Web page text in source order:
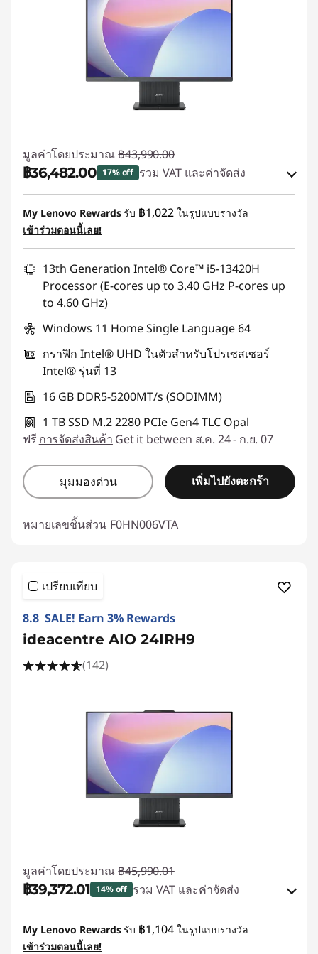
มูลค่าโดยประมาณ ฿43,990.00
฿36,482.00 17% off รวม VAT และค่าจัดส่ง
ประหยัดทันที :-฿5,481.00
หรือ
การประหยัด eCoupon :-฿7,508.00
*Savings cannot be combined
ใช้ eCoupon :88SALETH
My Lenovo Rewardsรับ ฿1,022 ในรูปแบบรางวัล
เข้าร่วมตอนนี้เลย!
13th Generation Intel® Core™ i5-13420H
Processor (E-cores up to 3.40 GHz P-cores up
to 4.60 GHz)
Windows 11 Home Single Language 64
กราฟิก Intel® UHD ในตัวสำหรับโปรเซสเซอร์
Intel® รุ่นที่ 13
16 GB DDR5-5200MT/s (SODIMM)
1 TB SSD M.2 2280 PCIe Gen4 TLC Opal
ฟรี การจัดส่งสินค้า Get it between ส.ค. 24 - ก.ย. 07
มุมมองด่วน เพิ่มไปยังตะกร้า
หมายเลขชิ้นส่วน F0HN006VTA
เปรียบเทียบ
8.8 SALE! Earn 3% Rewards
ideacentre AIO 24IRH9
(142)
มูลค่าโดยประมาณ ฿45,990.01
฿39,372.01 14% off รวม VAT และค่าจัดส่ง
ประหยัดทันที :-฿4,431.00
หรือ
My Lenovo Rewardsรับ ฿1,104 ในรูปแบบรางวัล
เข้าร่วมตอนนี้เลย!